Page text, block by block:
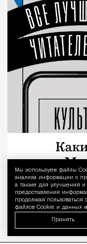
Мы используем файлы
анализа информации о
а также для улучшения и
предоставления
продолжая пользоваться
файлов Cookie и данных
Принять